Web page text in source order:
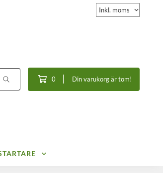
0 Din varukorg är tom!